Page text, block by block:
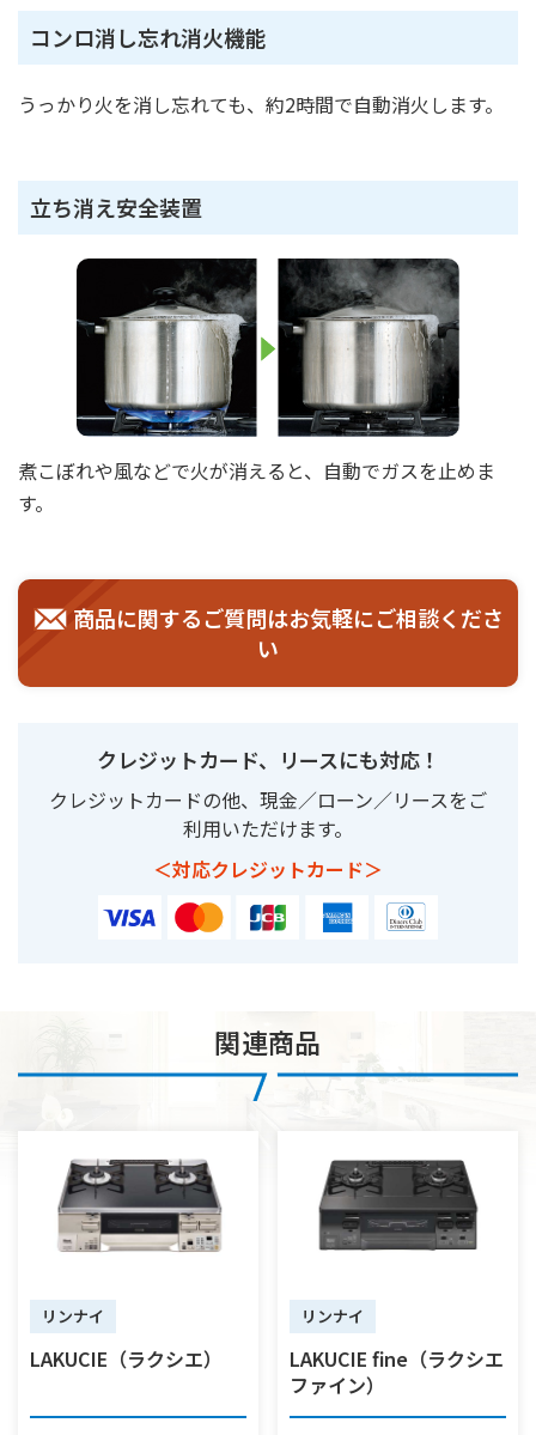
コンロ消し忘れ消火機能
うっかり火を消し忘れても、約2時間で自動消火します。
立ち消え安全装置
煮こぼれや風などで火が消えると、自動でガスを止めま
す。
商品に関するご質問はお気軽にご相談くださ
い
クレジットカード、リースにも対応！
クレジットカードの他、現金／ローン／リースをご
利用いただけます。
＜対応クレジットカード＞
関連商品
リンナイ
LAKUCIE（ラクシエ）
リンナイ
LAKUCIE fine（ラクシエ
ファイン）